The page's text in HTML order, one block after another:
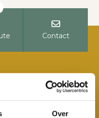
Over
Contact
12